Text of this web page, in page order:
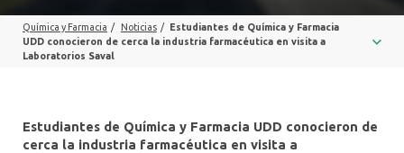
Química y Farmacia / Noticias / Estudiantes de Química y Farmacia
UDD conocieron de cerca la industria farmacéutica en visita a
Laboratorios Saval
Estudiantes de Química y Farmacia UDD conocieron de
cerca la industria farmacéutica en visita a